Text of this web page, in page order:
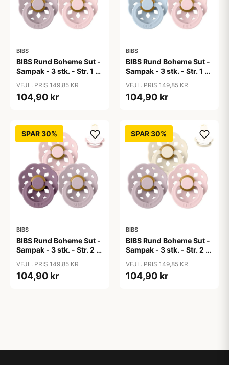
BIBS
BIBS Rund Boheme Sut -
Sampak - 3 stk. - Str. 1 -
VEJL. PRIS 149,85 KR
104,90 kr
BIBS
BIBS Rund Boheme Sut -
Sampak - 3 stk. - Str. 1 -
Collection
VEJL. PRIS 149,85 KR
104,90 kr
SPAR 30%
BIBS
BIBS Rund Boheme Sut -
Sampak - 3 stk. - Str. 2 -
VEJL. PRIS 149,85 KR
104,90 kr
SPAR 30%
BIBS
BIBS Rund Boheme Sut -
Sampak - 3 stk. - Str. 2 -
VEJL. PRIS 149,85 KR
104,90 kr